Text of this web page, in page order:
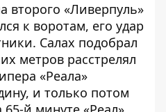
второго «Ливерпуль»
к воротам, его удар
Салах подобрал
метров расстрелял
«Реала»
и только потом